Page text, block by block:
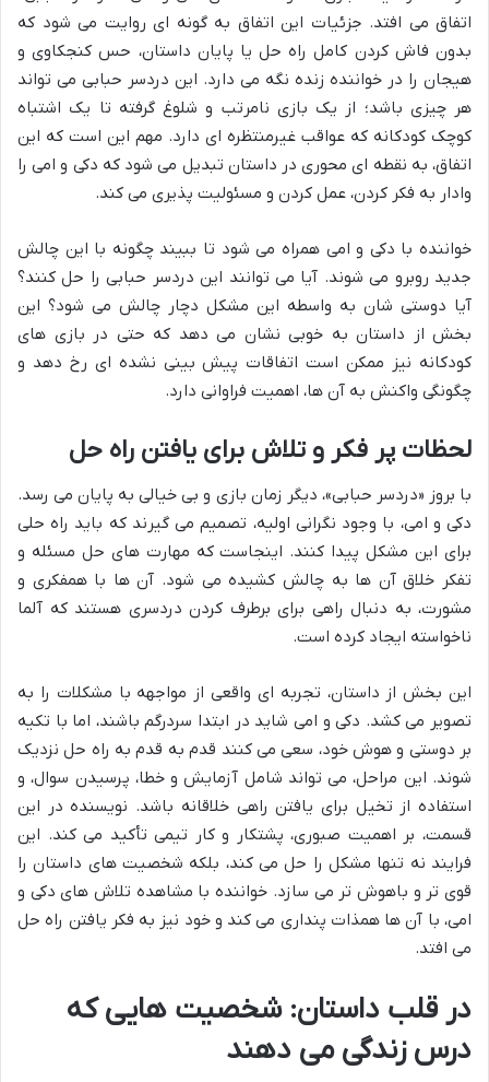
اتفاق می افتد. جزئیات این اتفاق به گونه ای روایت می شود که
بدون فاش کردن کامل راه حل یا پایان داستان، حس کنجکاوی و
هیجان را در خواننده زنده نگه می دارد. این دردسر حبابی می تواند
هر چیزی باشد؛ از یک بازی نامرتب و شلوغ گرفته تا یک اشتباه
کوچک کودکانه که عواقب غیرمنتظره ای دارد. مهم این است که این
اتفاق، به نقطه ای محوری در داستان تبدیل می شود که دکی و امی را
وادار به فکر کردن، عمل کردن و مسئولیت پذیری می کند.
خواننده با دکی و امی همراه می شود تا ببیند چگونه با این چالش
جدید روبرو می شوند. آیا می توانند این دردسر حبابی را حل کنند؟
آیا دوستی شان به واسطه این مشکل دچار چالش می شود؟ این
بخش از داستان به خوبی نشان می دهد که حتی در بازی های
کودکانه نیز ممکن است اتفاقات پیش بینی نشده ای رخ دهد و
چگونگی واکنش به آن ها، اهمیت فراوانی دارد.
لحظات پر فکر و تلاش برای یافتن راه حل
با بروز «دردسر حبابی»، دیگر زمان بازی و بی خیالی به پایان می رسد.
دکی و امی، با وجود نگرانی اولیه، تصمیم می گیرند که باید راه حلی
برای این مشکل پیدا کنند. اینجاست که مهارت های حل مسئله و
تفکر خلاق آن ها به چالش کشیده می شود. آن ها با همفکری و
مشورت، به دنبال راهی برای برطرف کردن دردسری هستند که آلما
ناخواسته ایجاد کرده است.
این بخش از داستان، تجربه ای واقعی از مواجهه با مشکلات را به
تصویر می کشد. دکی و امی شاید در ابتدا سردرگم باشند، اما با تکیه
بر دوستی و هوش خود، سعی می کنند قدم به قدم به راه حل نزدیک
شوند. این مراحل، می تواند شامل آزمایش و خطا، پرسیدن سوال، و
استفاده از تخیل برای یافتن راهی خلاقانه باشد. نویسنده در این
قسمت، بر اهمیت صبوری، پشتکار و کار تیمی تأکید می کند. این
فرایند نه تنها مشکل را حل می کند، بلکه شخصیت های داستان را
قوی تر و باهوش تر می سازد. خواننده با مشاهده تلاش های دکی و
امی، با آن ها همذات پنداری می کند و خود نیز به فکر یافتن راه حل
می افتد.
در قلب داستان: شخصیت هایی که
درس زندگی می دهند